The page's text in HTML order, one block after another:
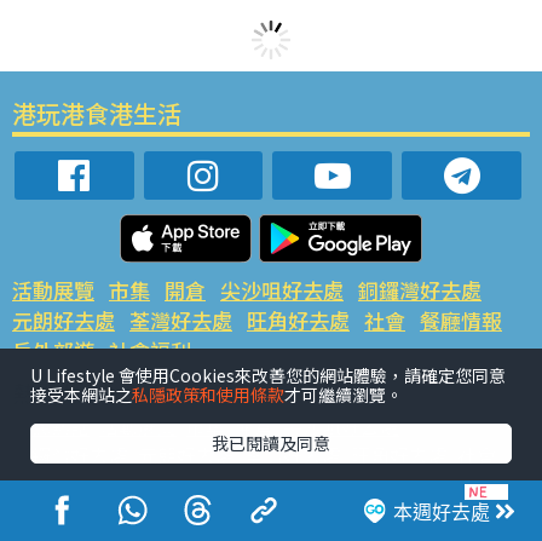
本週好去處
港玩港食港生活
活動展覽 市集 開倉 尖沙咀好去處 銅鑼灣好去處
元朗好去處 荃灣好去處 旺角好去處 社會 餐廳情報
戶外郊遊 社會福利
熱門類別
網民熱話 活動展覽 市集 開倉 尖沙咀好去處
銅鑼灣好去處
元朗好去處 荃灣好去處
餐廳情報 戶外郊遊
熱門標籤
U Lifestyle 會使用Cookies來改善您的網站體驗，請確定您同意
接受本網站之私隱政策和使用條款才可繼續瀏覽。
我已閱讀及同意